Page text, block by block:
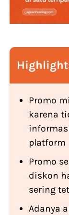
Promo
karena
platform
Promo
diskon
sering
Adanya